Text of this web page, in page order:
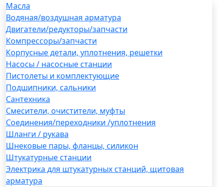
Масла
Водяная/воздушная арматура
Двигатели/редукторы/запчасти
Компрессоры/запчасти
Корпусные детали, уплотнения, решетки
Насосы / насосные станции
Пистолеты и комплектующие
Подшипники, сальники
Сантехника
Смесители, очистители, муфты
Соединения/переходники /уплотнения
Шланги / рукава
Шнековые пары, фланцы, силикон
Штукатурные станции
Электрика для штукатурных станций, щитовая
арматура